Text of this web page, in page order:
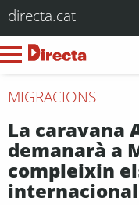
directa.cat
MIGRACIONS
La caravana
demanarà a
compleixin